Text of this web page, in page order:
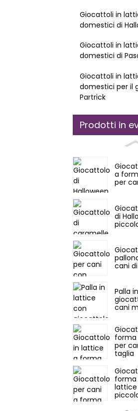
Giocattoli in
domestici di
Giocattoli in
domestici di
Giocattoli in
domestici per il
Partrick
Prodotti in
a
per
di
cani
Palla
cani
forma
per
taglia
forma
lattice